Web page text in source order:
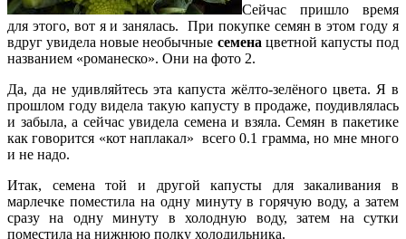
Сейчас пришло время
для этого, вот я и занялась. При покупке семян в этом году я
вдруг увидела новые необычные семена цветной капусты под
названием «романеско». Они на фото 2.
Да, да не удивляйтесь эта капуста жёлто-зелёного цвета. Я в
прошлом году видела такую капусту в продаже, поудивлялась
и забыла, а сейчас увидела семена и взяла. Семян в пакетике
как говорится «кот наплакал» всего 0.1 грамма, но мне много
и не надо.
Итак, семена той и другой капусты для закаливания в
марлечке поместила на одну минуту в горячую воду, а затем
сразу на одну минуту в холодную воду, затем на сутки
поместила на нижнюю полку холодильника.